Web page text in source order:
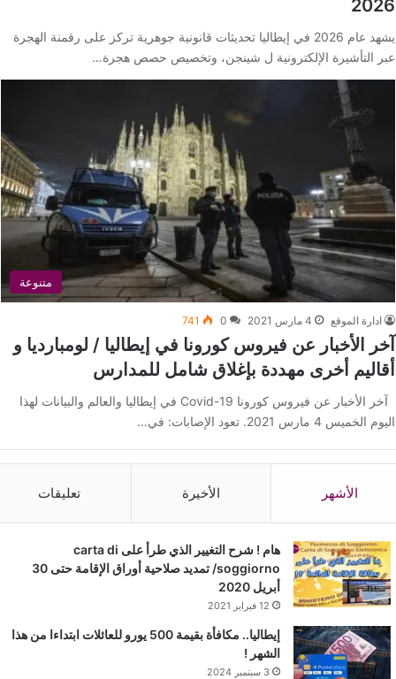
2026
يشهد عام 2026 في إيطاليا تحديثات قانونية جوهرية تركز على رقمنة الهجرة
عبر التأشيرة الإلكترونية ل شينجن، وتخصيص حصص هجرة…
متنوعة
ادارة الموقع 4 مارس 2021 0
741
آخر الأخبار عن فيروس كورونا في إيطاليا / لومبارديا و
أقاليم أخرى مهددة بإغلاق شامل للمدارس
آخر الأخبار عن فيروس كورونا Covid-19 في إيطاليا والعالم والبيانات لهذا
اليوم الخميس 4 مارس 2021. تعود الإصابات: في…
الأشهر الأخيرة تعليقات
هام ! شرح التغيير الذي طرأ على carta di
soggiorno/ تمديد صلاحية أوراق الإقامة حتى 30
أبريل 2020
12 فبراير 2021
إيطاليا.. مكافأة بقيمة 500 يورو للعائلات ابتداءا من هذا
الشهر !
3 سبتمبر 2024